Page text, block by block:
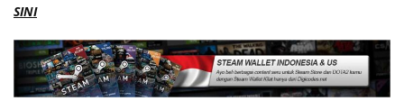
SINI